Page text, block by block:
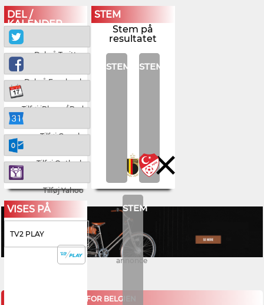
DEL /
KALENDER
Del på Twitter
Del på Facebook
Tilføj iPhone/iPad
Tilføj Google
Tilføj Outlook
Tilføj Yahoo
STEM
Stem på
resultatet
STEM STEM
STEM
VISES PÅ
TV2 PLAY
annonce
KOMMENDE KAMPE FOR BELGIEN